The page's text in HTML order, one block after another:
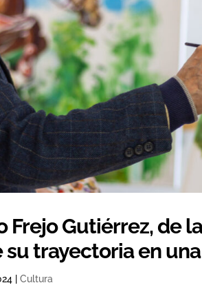
Frejo Gutiérrez, de
su trayectoria en
|Cultura